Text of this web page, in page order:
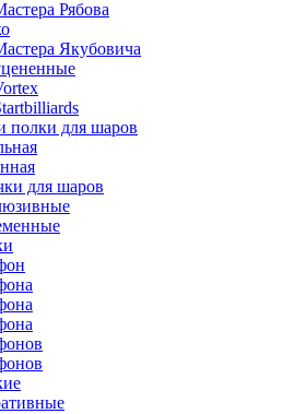
Рябова
Якубовича
полки для шаров
для шаров